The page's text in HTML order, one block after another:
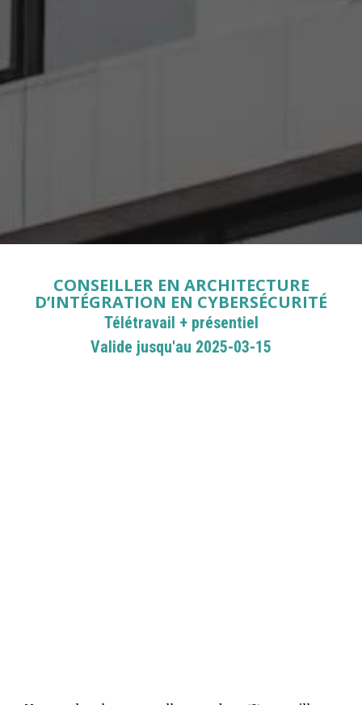
CONSEILLER EN ARCHITECTURE
D’INTÉGRATION EN CYBERSÉCURITÉ
Télétravail + présentiel
Valide jusqu'au 2025-03-15